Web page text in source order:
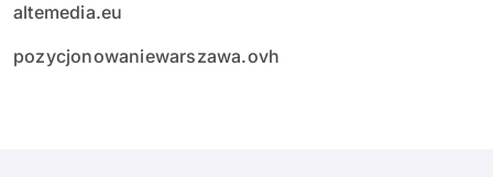
altemedia.eu
pozycjonowaniewarszawa.ovh